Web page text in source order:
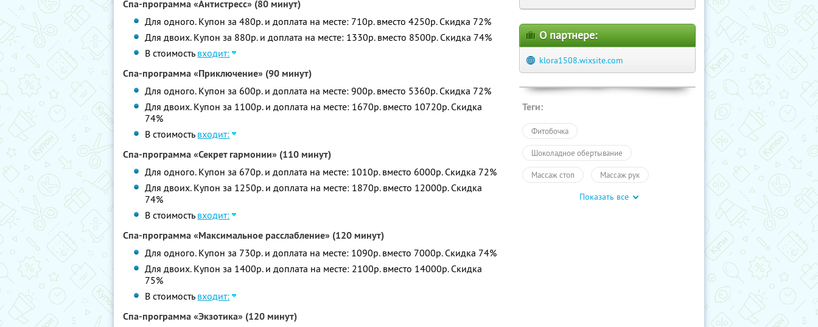
Спа-программа «Антистресс» (80 минут)
Для одного. Купон за 480р. и доплата на месте: 710р. вместо 4250р. Скидка 72%
Для двоих. Купон за 880р. и доплата на месте: 1330р. вместо 8500р. Скидка 74%
В стоимость входит:
Спа-программа «Приключение» (90 минут)
Для одного. Купон за 600р. и доплата на месте: 900р. вместо 5360р. Скидка 72%
Для двоих. Купон за 1100р. и доплата на месте: 1670р. вместо 10720р. Скидка
74%
В стоимость входит:
Спа-программа «Секрет гармонии» (110 минут)
Для одного. Купон за 670р. и доплата на месте: 1010р. вместо 6000р. Скидка 72%
Для двоих. Купон за 1250р. и доплата на месте: 1870р. вместо 12000р. Скидка
74%
В стоимость входит:
Спа-программа «Максимальное расслабление» (120 минут)
Для одного. Купон за 730р. и доплата на месте: 1090р. вместо 7000р. Скидка 74%
Для двоих. Купон за 1400р. и доплата на месте: 2100р. вместо 14000р. Скидка
75%
В стоимость входит:
Спа-программа «Экзотика» (120 минут)
О партнере:
klora1508.wixsite.com
Теги:
Фитобочка
Шоколадное обертывание
Массаж стоп Массаж рук
СПА
Показать все